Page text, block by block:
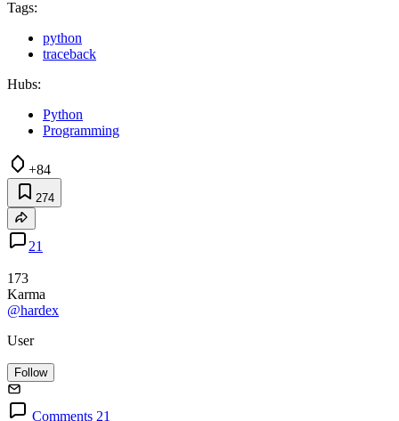
Tags:
python
traceback
Hubs:
Python
Programming
+84
274
21
173
Karma
@hardex
User
Follow
Comments 21